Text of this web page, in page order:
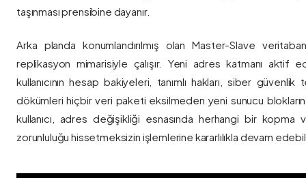
taşınması prensibine dayanır.
Arka planda konumlandırılmış olan Master-Slave
replikasyon mimarisiyle çalışır. Yeni adres katmanı aktif
kullanıcının hesap bakiyeleri, tanımlı hakları, siber
dökümleri hiçbir veri paketi eksilmeden yeni sunucu
kullanıcı, adres değişikliği esnasında herhangi bir
zorunluluğu hissetmeksizin işlemlerine kararlılıkla devam